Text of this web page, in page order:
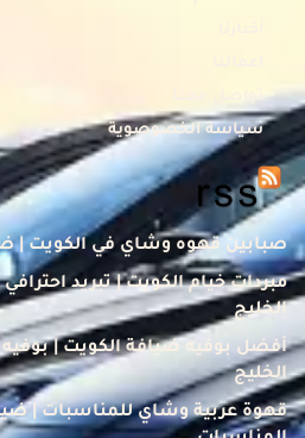
سياسة الخصوصوية
صبابين قهوه وشاي في الكويت |
مبردات خيام الكويت | تبريد
الخليج
أفضل بوفيه ضيافة الكويت |
الخليج
قهوة عربية وشاي للمناسبات |